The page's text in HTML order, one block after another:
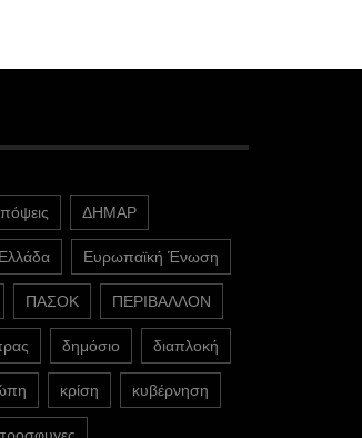
ΔΗΜΑΡ
Ελλάδα Ευρωπαϊκή Ένωση
ΠΑΣΟΚ ΠΕΡΙΒΑΛΛΟΝ
δημόσιο διαπλοκή
κρίση κυβέρνηση